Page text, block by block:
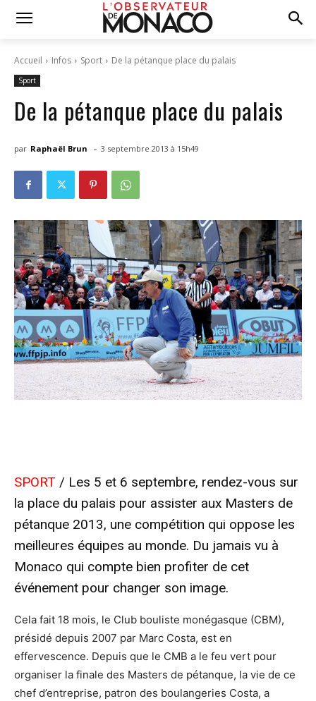
Accueil Infos Sport De la pétanque place du palais
Sport
De la pétanque place du palais
par Raphaël Brun - 3 septembre 2013 à 15h49
SPORT / Les 5 et 6 septembre, rendez-vous sur
la place du palais pour assister aux Masters de
pétanque 2013, une compétition qui oppose les
meilleures équipes au monde. Du jamais vu à
Monaco qui compte bien profiter de cet
événement pour changer son image.
Cela fait 18 mois, le Club bouliste monégasque (CBM),
présidé depuis 2007 par Marc Costa, est en
effervescence. Depuis que le CMB a le feu vert pour
organiser la finale des Masters de pétanque, la vie de ce
chef d’entreprise, patron des boulangeries Costa, a